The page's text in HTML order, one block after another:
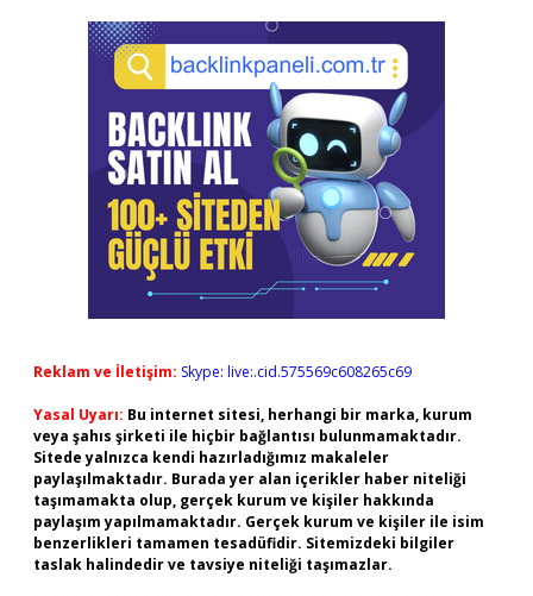
Reklam ve İletişim: Skype: live:.cid.575569c608265c69
Yasal Uyarı: Bu internet sitesi, herhangi bir marka, kurum
veya şahıs şirketi ile hiçbir bağlantısı bulunmamaktadır.
Sitede yalnızca kendi hazırladığımız makaleler
paylaşılmaktadır. Burada yer alan içerikler haber niteliği
taşımamakta olup, gerçek kurum ve kişiler hakkında
paylaşım yapılmamaktadır. Gerçek kurum ve kişiler ile isim
benzerlikleri tamamen tesadüfidir. Sitemizdeki bilgiler
taslak halindedir ve tavsiye niteliği taşımazlar.